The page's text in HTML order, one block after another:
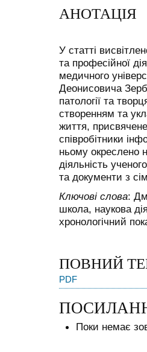
АНОТАЦІЯ
У статті
та професійної
медичного
Деонисовича
патології та
створенням та
життя,
співробітники
ньому окреслено
діяльність
та документи з
Ключові слова:
школа, наукова
хронологічний
ПОВНИЙ
PDF
Поки немає